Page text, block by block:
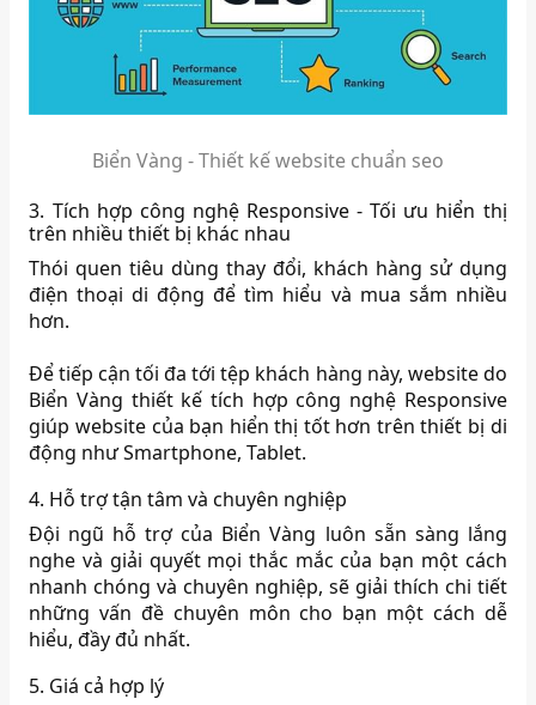
Biển Vàng - Thiết kế website chuẩn seo
3. Tích hợp công nghệ Responsive - Tối ưu hiển thị
trên nhiều thiết bị khác nhau
Thói quen tiêu dùng thay đổi, khách hàng sử dụng
điện thoại di động để tìm hiểu và mua sắm nhiều
hơn.
Để tiếp cận tối đa tới tệp khách hàng này, website do
Biển Vàng thiết kế tích hợp công nghệ Responsive
giúp website của bạn hiển thị tốt hơn trên thiết bị di
động như Smartphone, Tablet.
4. Hỗ trợ tận tâm và chuyên nghiệp
Đội ngũ hỗ trợ của Biển Vàng luôn sẵn sàng lắng
nghe và giải quyết mọi thắc mắc của bạn một cách
nhanh chóng và chuyên nghiệp, sẽ giải thích chi tiết
những vấn đề chuyên môn cho bạn một cách dễ
hiểu, đầy đủ nhất.
5. Giá cả hợp lý